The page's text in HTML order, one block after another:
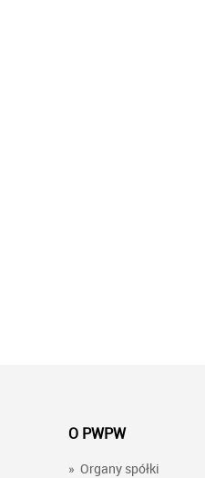
O PWPW
» Organy spółki